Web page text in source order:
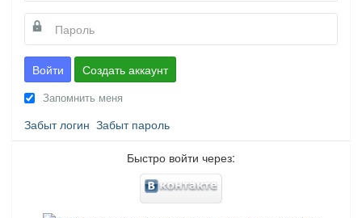
Войти Создать аккаунт
Запомнить меня
Забыт логин Забыт пароль
Быстро войти через: